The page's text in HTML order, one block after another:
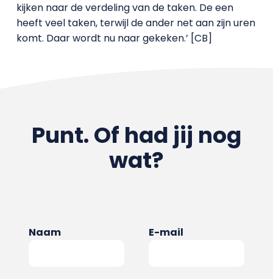
kijken naar de verdeling van de taken. De een
heeft veel taken, terwijl de ander net aan zijn uren
komt. Daar wordt nu naar gekeken.’ [CB]
Punt. Of had jij nog
wat?
Naam E-mail